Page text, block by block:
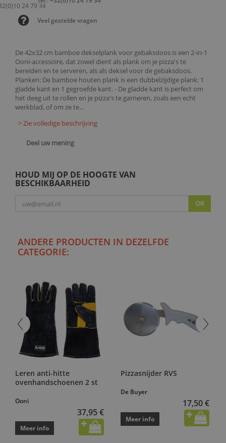
De 42x32 cm bamboe dekselplank voor gebaksdoos is een 2-in-1
Ooni-accessoire, dat zowel dient als plank om je pizza's te
bereiden en te serveren, als als deksel voor de gebaksdoos.
Planken: De bamboe houten plank is een dubbelzijdige plank: 1
gladde kant en 1 gegroefde kant. - De gladde kant is perfect om
het deeg uit te rollen en je pizza's te garneren, zoals een echt
werkblad, of om ze te...
> Zie volledige beschrijving
Deel uw mening
HOUD MIJ OP DE HOOGTE VAN
BESCHIKBAARHEID
OK
Veel gestelde vragen
ANDERE PRODUCTEN IN DEZELFDE
CATEGORIE:
Leren anti-hitte
ovenhandschoenen 2 st
Ooni
37,95 €
Meer info
Pizzasnijder RVS
De Buyer
17,50 €
Meer info